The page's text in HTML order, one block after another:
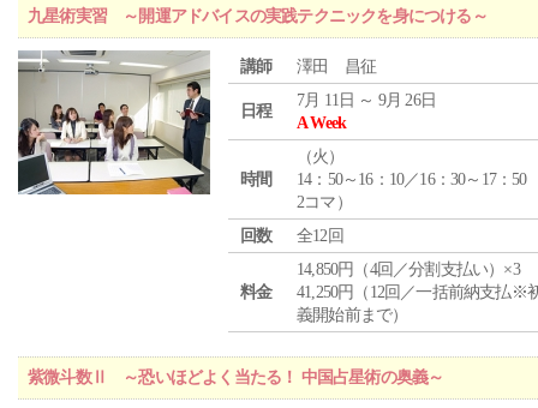
九星術実習 ～開運アドバイスの実践テクニックを身につける～
講師 澤田 昌征
日程
7月 11日 ～ 9月 26日
A Week
時間
（火 ）
14：50～16：10／16：30～17：50
2コマ）
回数
全12回
料金
14,850円（4回／分割支払い）×3
41,250円（12回／一括前納支払※
義開始前まで）
紫微斗数Ⅱ ～恐いほどよく当たる！ 中国占星術の奥義～